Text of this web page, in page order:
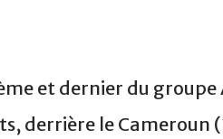
et dernier du
derrière le Cameroun